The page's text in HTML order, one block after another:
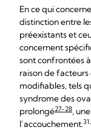
En ce qui
distinction entre
préexistants et
concernent
sont confrontées
raison de
modifiables, tels
syndrome des
prolongé27-28,
l’accouchement.